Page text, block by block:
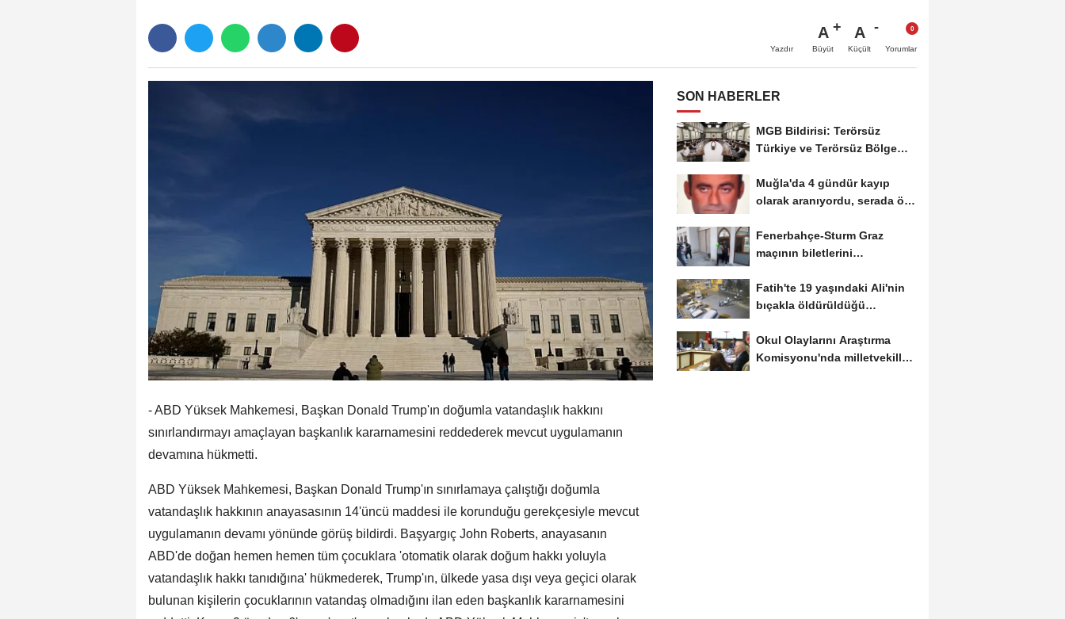
Yazdır
A
Büyüt
A
Küçült Yorumlar
- ABD Yüksek Mahkemesi, Başkan Donald Trump'ın doğumla vatandaşlık hakkını
sınırlandırmayı amaçlayan başkanlık kararnamesini reddederek mevcut uygulamanın
devamına hükmetti.
ABD Yüksek Mahkemesi, Başkan Donald Trump'ın sınırlamaya çalıştığı doğumla
vatandaşlık hakkının anayasasının 14'üncü maddesi ile korunduğu gerekçesiyle mevcut
uygulamanın devamı yönünde görüş bildirdi. Başyargıç John Roberts, anayasanın
ABD'de doğan hemen hemen tüm çocuklara 'otomatik olarak doğum hakkı yoluyla
vatandaşlık hakkı tanıdığına' hükmederek, Trump'ın, ülkede yasa dışı veya geçici olarak
bulunan kişilerin çocuklarının vatandaş olmadığını ilan eden başkanlık kararnamesini
SON HABERLER
MGB Bildirisi: Terörsüz
Türkiye ve Terörsüz Bölge
Muğla'da 4 gündür kayıp
olarak aranıyordu, serada ölü
Fenerbahçe-Sturm Graz
maçının biletlerini
Fatih'te 19 yaşındaki Ali'nin
bıçakla öldürüldüğü
Okul Olaylarını Araştırma
Komisyonu'nda milletvekilleri